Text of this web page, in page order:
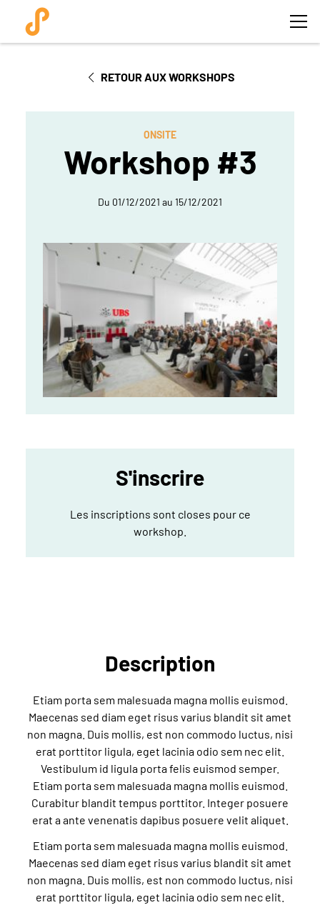
RETOUR AUX WORKSHOPS
ONSITE
Workshop #3
Du 01/12/2021 au 15/12/2021
Description
Etiam porta sem malesuada magna mollis euismod.
Maecenas sed diam eget risus varius blandit sit amet
non magna. Duis mollis, est non commodo luctus, nisi
erat porttitor ligula, eget lacinia odio sem nec elit.
Vestibulum id ligula porta felis euismod semper.
Etiam porta sem malesuada magna mollis euismod.
Curabitur blandit tempus porttitor. Integer posuere
erat a ante venenatis dapibus posuere velit aliquet.
Etiam porta sem malesuada magna mollis euismod.
Maecenas sed diam eget risus varius blandit sit amet
non magna. Duis mollis, est non commodo luctus, nisi
erat porttitor ligula, eget lacinia odio sem nec elit.
S'inscrire
Les inscriptions sont closes pour ce
workshop.